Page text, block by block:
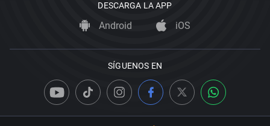
DESCARGA LA APP
Android iOS
SÍGUENOS EN